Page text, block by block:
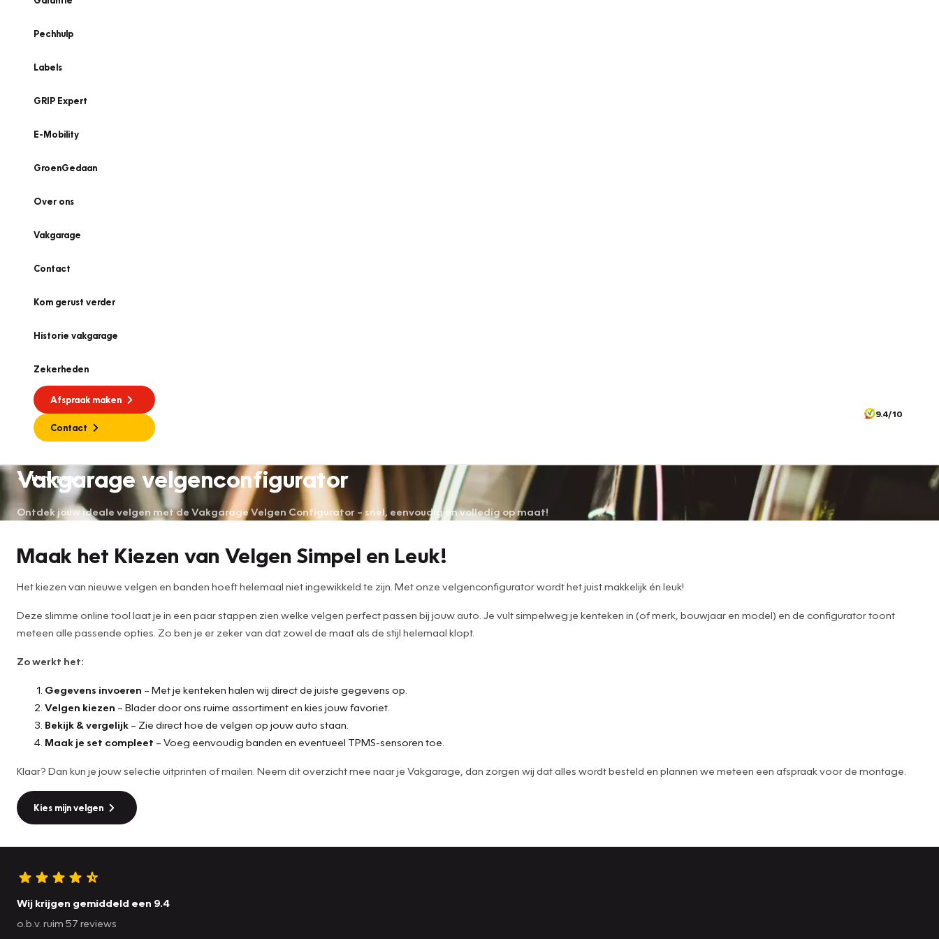
Pechhulp
Labels
GRIP Expert
E-Mobility
GroenGedaan
Over ons
Vakgarage
Contact
Kom gerust verder
Historie vakgarage
Zekerheden
Afspraak maken
Contact
9.4/10
Homepage
Vakgarage velgenconfigurator
Ontdek jouw ideale velgen met de Vakgarage Velgen Configurator – snel, eenvoudig en volledig op maat!
Maak het Kiezen van Velgen Simpel en Leuk!
Het kiezen van nieuwe velgen en banden hoeft helemaal niet ingewikkeld te zijn. Met onze velgenconfigurator wordt het juist makkelijk én leuk!
Deze slimme online tool laat je in een paar stappen zien welke velgen perfect passen bij jouw auto. Je vult simpelweg je kenteken in (of merk, bouwjaar en model) en de configurator toont
meteen alle passende opties. Zo ben je er zeker van dat zowel de maat als de stijl helemaal klopt.
Zo werkt het:
Gegevens invoeren – Met je kenteken halen wij direct de juiste gegevens op.
Velgen kiezen – Blader door ons ruime assortiment en kies jouw favoriet.
Bekijk & vergelijk – Zie direct hoe de velgen op jouw auto staan.
Maak je set compleet – Voeg eenvoudig banden en eventueel TPMS-sensoren toe.
Klaar? Dan kun je jouw selectie uitprinten of mailen. Neem dit overzicht mee naar je Vakgarage, dan zorgen wij dat alles wordt besteld en plannen we meteen een afspraak voor de montage.
Kies mijn velgen
Wij krijgen gemiddeld een 9.4
o.b.v. ruim 57 reviews